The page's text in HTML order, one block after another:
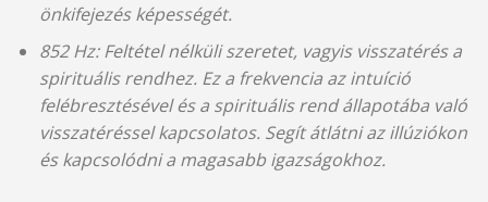
önkifejezés képességét.
852 Hz: Feltétel nélküli szeretet, vagyis visszatérés a
spirituális rendhez. Ez a frekvencia az intuíció
felébresztésével és a spirituális rend állapotába való
visszatéréssel kapcsolatos. Segít átlátni az illúziókon
és kapcsolódni a magasabb igazságokhoz.